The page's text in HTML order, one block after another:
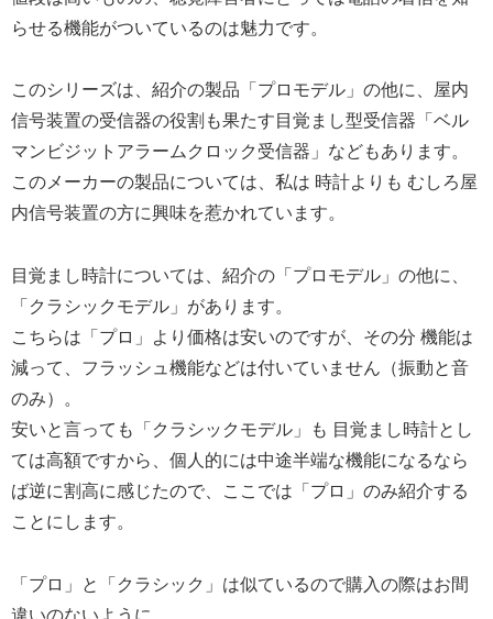
らせる機能がついているのは魅力です。
このシリーズは、紹介の製品「プロモデル」の他に、屋内
信号装置の受信器の役割も果たす目覚まし型受信器「ベル
マンビジットアラームクロック受信器」などもあります。
このメーカーの製品については、私は 時計よりも むしろ屋
内信号装置の方に興味を惹かれています。
目覚まし時計については、紹介の「プロモデル」の他に、
「クラシックモデル」があります。
こちらは「プロ」より価格は安いのですが、その分 機能は
減って、フラッシュ機能などは付いていません（振動と音
のみ）。
安いと言っても「クラシックモデル」も 目覚まし時計とし
ては高額ですから、個人的には中途半端な機能になるなら
ば逆に割高に感じたので、ここでは「プロ」のみ紹介する
ことにします。
「プロ」と「クラシック」は似ているので購入の際はお間
違いのないように。